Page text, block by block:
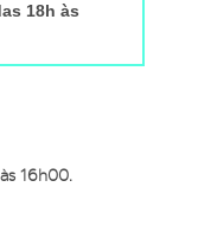
18h às
16h00.